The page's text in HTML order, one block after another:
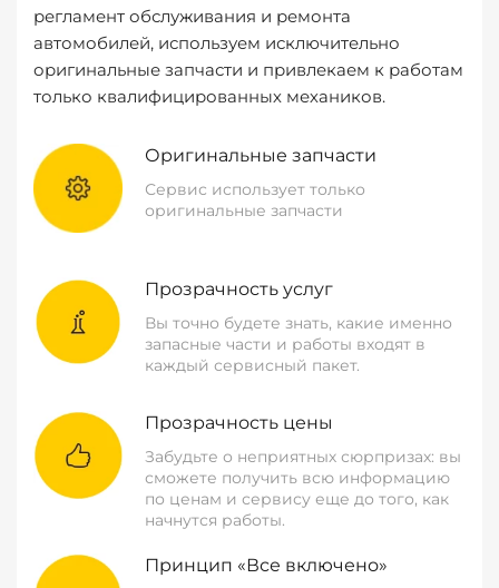
регламент обслуживания и ремонта
автомобилей, используем исключительно
оригинальные запчасти и привлекаем к работам
только квалифицированных механиков.
Оригинальные запчасти
Сервис использует только
оригинальные запчасти
Прозрачность услуг
Вы точно будете знать, какие именно
запасные части и работы входят в
каждый сервисный пакет.
Прозрачность цены
Забудьте о неприятных сюрпризах: вы
сможете получить всю информацию
по ценам и сервису еще до того, как
начнутся работы.
Принцип «Все включено»